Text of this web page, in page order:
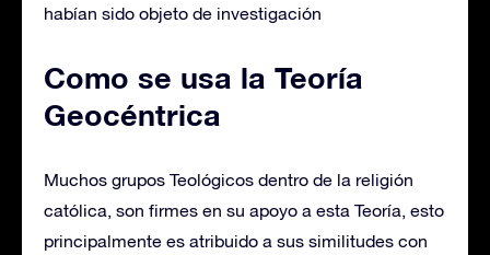
habían sido objeto de investigación
Como se usa la Teoría
Geocéntrica
Muchos grupos Teológicos dentro de la religión
católica, son firmes en su apoyo a esta Teoría, esto
principalmente es atribuido a sus similitudes con